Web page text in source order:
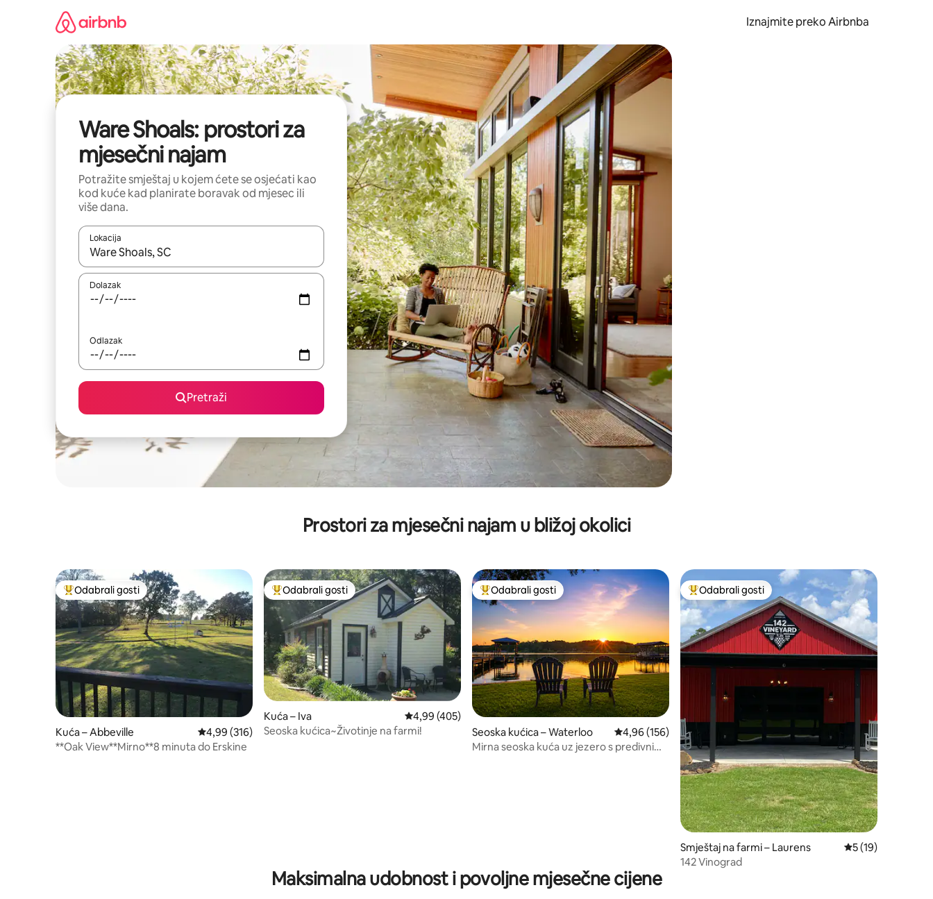
Iznajmite preko Airbnba
Ware Shoals: prostori za
mjesečni najam
Potražite smještaj u kojem ćete se osjećati kao
kod kuće kad planirate boravak od mjesec ili
više dana.
Lokacija
Kada budu dostupni rezultati, moći ćete ih pregledati koristeći se strelicama prema gore i prema dolje, kao i dodirom ili prelaskom prstom po zaslonu.
Dolazak
Odlazak
Pretraži
Prostori za mjesečni najam u bližoj okolici
Među najviše rangiranima s oznakom „Odabrali gosti”
Odabrali gosti
Kuća – Abbeville Prosječna ocjena: 4,99/5, recenzija: 316
4,99 (316)
**Oak View**Mirno**8 minuta do Erskine
Među najviše rangiranima s oznakom „Odabrali gosti”
Odabrali gosti
Kuća – Iva Prosječna ocjena: 4,99/5, recenzija: 405
4,99 (405)
Seoska kućica~Životinje na farmi!
Među najviše rangiranima s oznakom „Odabrali gosti”
Odabrali gosti
Seoska kućica – Waterloo Prosječna ocjena: 4,96/5, recenzija: 156
4,96 (156)
Mirna seoska kuća uz jezero s predivnim
Među najviše rangiranima s oznakom „Odabrali gosti”
Odabrali gosti
Smještaj na farmi – Laurens Prosječna ocjena:
5 (19)
142 Vinograd
Maksimalna udobnost i povoljne mjesečne cijene